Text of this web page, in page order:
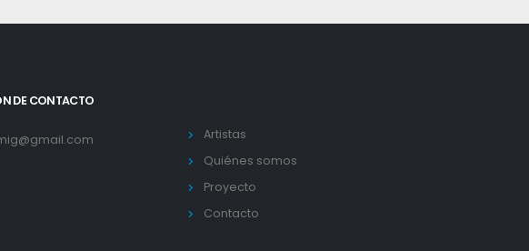
DE CONTACTO
Artistas
Quiénes somos
Proyecto
Contacto